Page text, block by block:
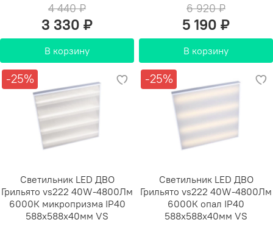
4 440 ₽
3 330 ₽
В корзину
6 920 ₽
5 190 ₽
В корзину
-25%
Светильник LED ДВО
Грильято vs222 40W-4800Лм
6000К микропризма IP40
588х588х40мм VS
-25%
Светильник LED ДВО
Грильято vs222 40W-4800Лм
6000К опал IP40
588х588х40мм VS